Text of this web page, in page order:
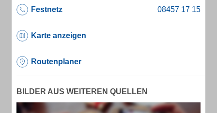
Festnetz
Karte anzeigen
Routenplaner
BILDER AUS WEITEREN QUELLEN